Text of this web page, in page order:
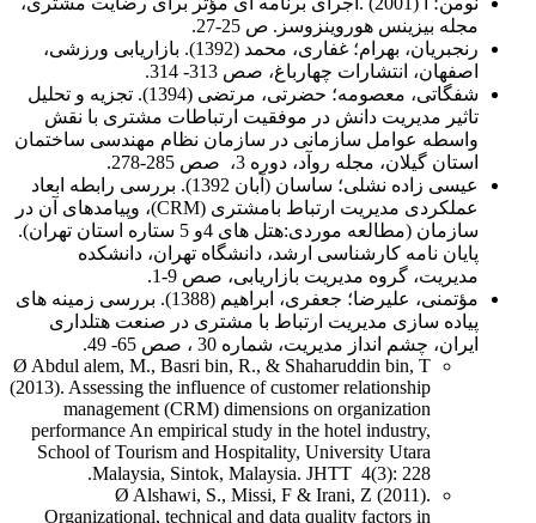
مجله بیزینس هوروینزوسز. ص 25-27.
رنجبریان، بهرام؛ غفاری، محمد (1392). بازاریابی ورزشی،
اصفهان، انتشارات چهارباغ، صص 313- 314.
شفگاتی، معصومه؛ حضرتی، مرتضی (1394). تجزیه و تحلیل
تاثیر مدیریت دانش در موفقیت ارتباطات مشتری با نقش
واسطه عوامل سازمانی در سازمان نظام مهندسی ساختمان
استان گیلان، مجله روآد، دوره 3، صص 285-278.
عیسی زاده نشلی؛ ساسان (آبان 1392). بررسی رابطه ابعاد
عملکردی مدیریت ارتباط بامشتری (CRM)، وپیامدهای آن در
سازمان (مطالعه موردی:هتل های 4و 5 ستاره استان تهران).
پایان نامه کارشناسی ارشد، دانشگاه تهران، دانشکده
مدیریت، گروه مدیریت بازاریابی، صص 9-1.
مؤتمنی، علیرضا؛ جعفری، ابراهیم (1388). بررسی زمینه های
پیاده سازی مدیریت ارتباط با مشتری در صنعت هتلداری
ایران، چشم انداز مدیریت، شماره 30 ، صص 65- 49.
Ø Abdul alem, M., Basri bin, R., & Shaharuddin bin, T
(2013). Assessing the influence of customer relationship
management (CRM) dimensions on organization
performance An empirical study in the hotel industry,
School of Tourism and Hospitality, University Utara
Malaysia, Sintok, Malaysia. JHTT 4(3): 228.
Ø Alshawi, S., Missi, F & Irani, Z (2011).
Organizational, technical and data quality factors in